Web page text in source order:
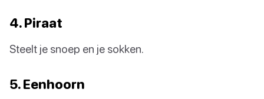
4. Piraat
Steelt je snoep en je sokken.
5. Eenhoorn